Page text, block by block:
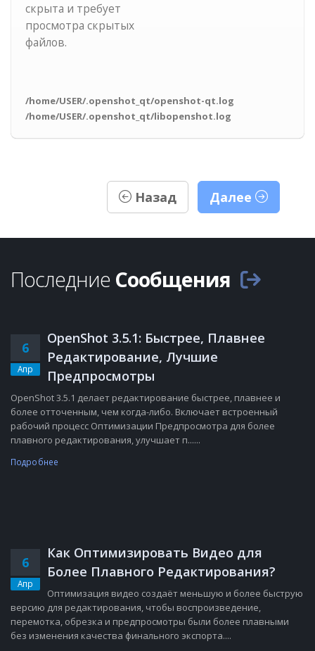
скрыта и требует
просмотра скрытых
файлов.
/home/USER/.openshot_qt/openshot-qt.log
/home/USER/.openshot_qt/libopenshot.log
Назад Далее
Последние Сообщения
6
Апр
OpenShot 3.5.1: Быстрее, Плавнее
Редактирование, Лучшие
Предпросмотры
OpenShot 3.5.1 делает редактирование быстрее, плавнее и
более отточенным, чем когда-либо. Включает встроенный
рабочий процесс Оптимизации Предпросмотра для более
плавного редактирования, улучшает п......
Подробнее
6
Апр
Как Оптимизировать Видео для
Более Плавного Редактирования?
Оптимизация видео создаёт меньшую и более быструю
версию для редактирования, чтобы воспроизведение,
перемотка, обрезка и предпросмотры были более плавными
без изменения качества финального экспорта....